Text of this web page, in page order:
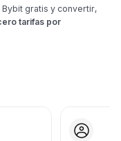
gratis y convertir,
tarifas por